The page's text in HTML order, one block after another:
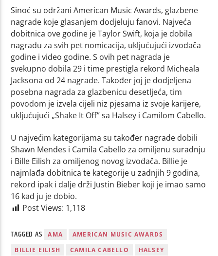
Sinoć su održani American Music Awards, glazbene
nagrade koje glasanjem dodjeluju fanovi. Najveća
dobitnica ove godine je Taylor Swift, koja je dobila
nagradu za svih pet nomicacija, ukljućujući izvođača
godine i video godine. S ovih pet nagrada je
svekupno dobila 29 i time prestigla rekord Micheala
Jacksona od 24 nagrade. Također joj je dodjeljena
posebna nagrada za glazbenicu desetljeća, tim
povodom je izvela cijeli niz pjesama iz svoje karijere,
ukljućujući „Shake It Off” sa Halsey i Camilom Cabello.
U najvećim kategorijama su također nagrade dobili
Shawn Mendes i Camila Cabello za omiljenu suradnju
i Bille Eilish za omiljenog novog izvođača. Billie je
najmlađa dobitnica te kategorije u zadnjih 9 godina,
rekord ipak i dalje drži Justin Bieber koji je imao samo
16 kad ju je dobio.
Post Views: 1,118
TAGGED AS AMA
AMERICAN MUSIC AWARDS
BILLIE EILISH
CAMILA CABELLO
HALSEY